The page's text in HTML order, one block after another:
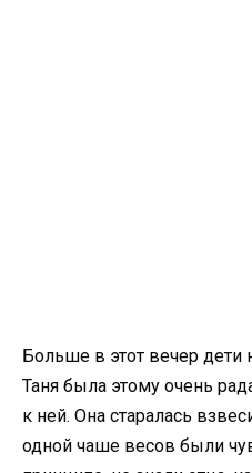
Больше в этот вечер дети
Таня была этому очень
к ней. Она старалась
одной чаше весов были